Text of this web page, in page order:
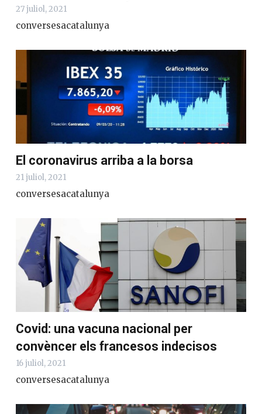
27 juliol, 2021
conversesacatalunya
El coronavirus arriba a la borsa
21 juliol, 2021
conversesacatalunya
Covid: una vacuna nacional per
convèncer els francesos indecisos
16 juliol, 2021
conversesacatalunya